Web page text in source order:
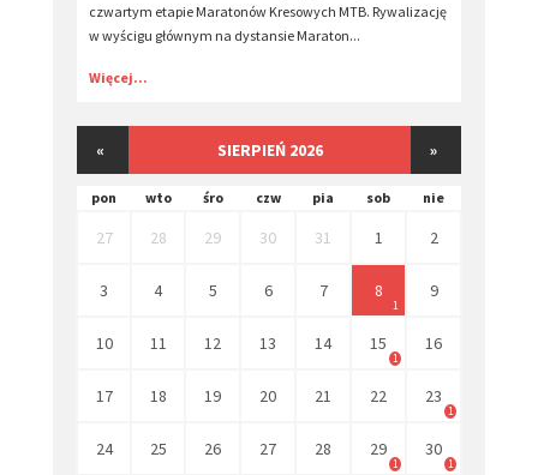
czwartym etapie Maratonów Kresowych MTB. Rywalizację
w wyścigu głównym na dystansie Maraton...
Więcej...
« SIERPIEŃ 2026 »
pon wto śro czw pia sob nie
27 28 29 30 31 1 2
3 4 5 6 7 8
1
9
10 11 12 13 14 15
1
16
17 18 19 20 21 22 23
1
24 25 26 27 28 29
1
30
1